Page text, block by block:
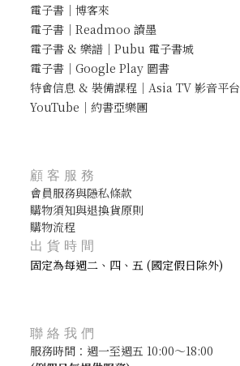
電子書｜博客來
電子書｜Readmoo 讀墨
電子書 & 樂譜｜Pubu 電子書城
電子書｜Google Play 圖書
特會信息 & 裝備課程｜Asia TV 影音平台
YouTube｜約書亞樂團
顧客服務
會員服務與隱私條款
購物須知與退換貨原則
購物流程
出貨時間
固定為每週二、四、五 (國定假日除外)
聯絡我們
服務時間：週一至週五 10:00～18:00